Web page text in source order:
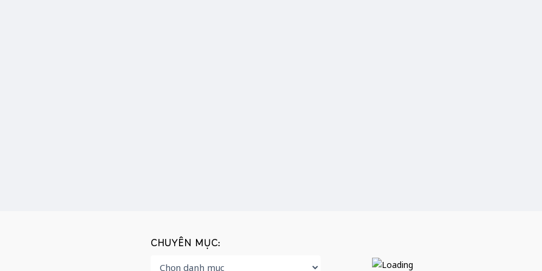
CHUYÊN MỤC: